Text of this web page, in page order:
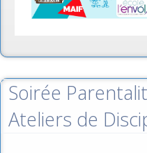
Soirée
Ateliers de